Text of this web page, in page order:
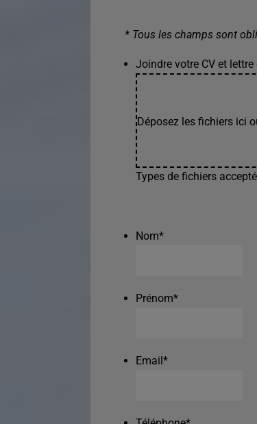
* Tous les champs sont
Joindre votre CV et
Déposez les fichiers ici
Types de fichiers
Nom*
Prénom*
Email*